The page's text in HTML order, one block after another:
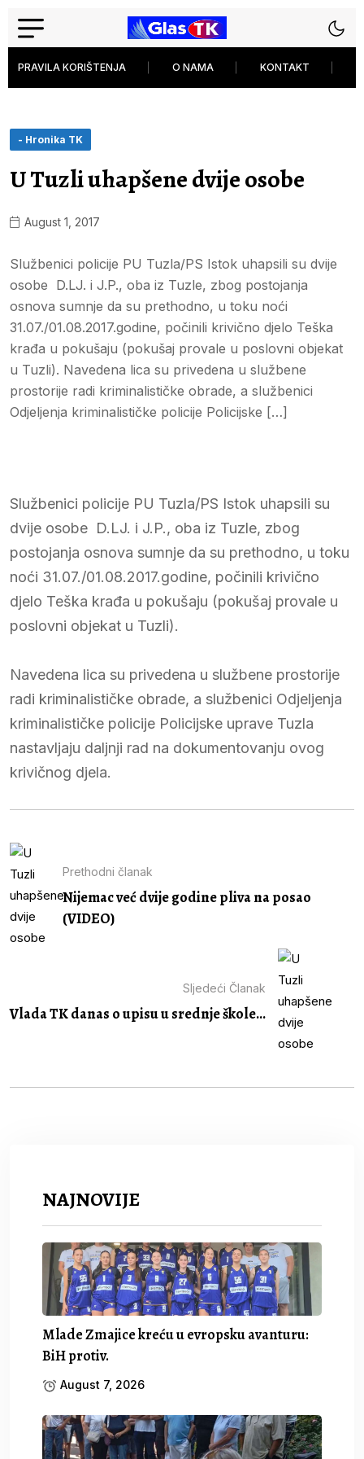
PRAVILA KORIŠTENJA O NAMA KONTAKT
- Hronika TK
U Tuzli uhapšene dvije osobe
August 1, 2017
Službenici policije PU Tuzla/PS Istok uhapsili su dvije
osobe D.LJ. i J.P., oba iz Tuzle, zbog postojanja
osnova sumnje da su prethodno, u toku noći
31.07./01.08.2017.godine, počinili krivično djelo Teška
krađa u pokušaju (pokušaj provale u poslovni objekat
u Tuzli). Navedena lica su privedena u službene
prostorije radi kriminalističke obrade, a službenici
Odjeljenja kriminalističke policije Policijske […]
Službenici policije PU Tuzla/PS Istok uhapsili su
dvije osobe D.LJ. i J.P., oba iz Tuzle, zbog
postojanja osnova sumnje da su prethodno, u toku
noći 31.07./01.08.2017.godine, počinili krivično
djelo Teška krađa u pokušaju (pokušaj provale u
poslovni objekat u Tuzli).
Navedena lica su privedena u službene prostorije
radi kriminalističke obrade, a službenici Odjeljenja
kriminalističke policije Policijske uprave Tuzla
nastavljaju daljnji rad na dokumentovanju ovog
krivičnog djela.
Prethodni članak
Nijemac već dvije godine pliva na posao
(VIDEO)
Sljedeći Članak
Vlada TK danas o upisu u srednje škole...
NAJNOVIJE
Mlade Zmajice kreću u evropsku avanturu:
BiH protiv.
August 7, 2026